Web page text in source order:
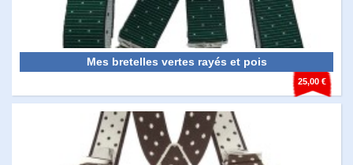
25,00 €
Mes bretelles vertes rayés et pois